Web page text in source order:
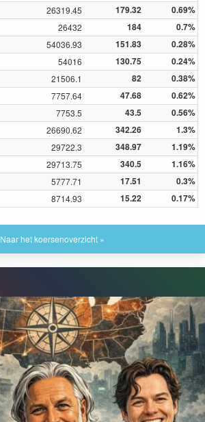
26319.45 179.32
0.69%
26432 184
0.7%
54036.93 151.83
0.28%
54016 130.75
0.24%
21506.1 82
0.38%
7757.64 47.68
0.62%
7753.5 43.5
0.56%
26690.62 342.26
1.3%
29722.3 348.97
1.19%
29713.75 340.5
1.16%
5777.71 17.51
0.3%
8714.93 15.22 0.17%
Naar het koersenoverzicht »